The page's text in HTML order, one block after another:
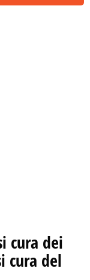
cura dei
cura del